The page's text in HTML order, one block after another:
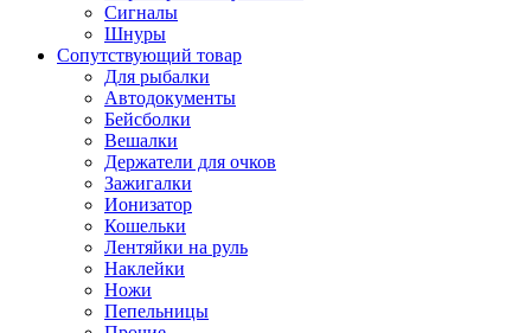
Сигналы
Шнуры
Сопутствующий товар
Для рыбалки
Автодокументы
Бейсболки
Вешалки
Держатели для очков
Зажигалки
Ионизатор
Кошельки
Лентяйки на руль
Наклейки
Ножи
Пепельницы